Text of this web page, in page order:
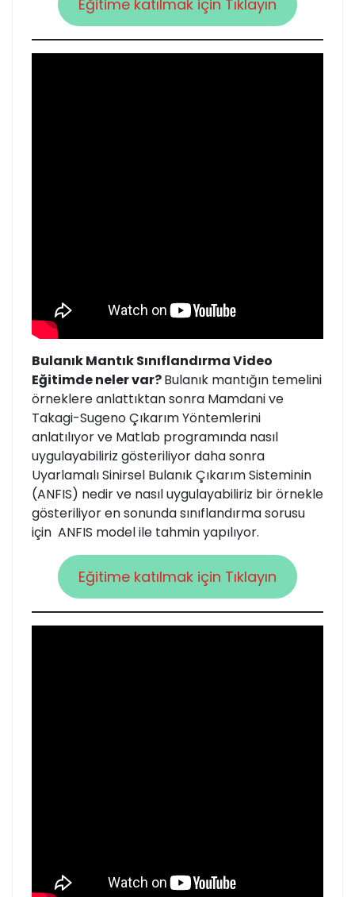
Eğitime katılmak için Tıklayın
Bulanık Mantık Sınıflandırma Video
Eğitimde neler var?Bulanık mantığın temelini
örneklere anlattıktan sonra Mamdani ve
Takagi-Sugeno Çıkarım Yöntemlerini
anlatılıyor ve Matlab programında nasıl
uygulayabiliriz gösteriliyor daha sonra
Uyarlamalı Sinirsel Bulanık Çıkarım Sisteminin
(ANFIS) nedir ve nasıl uygulayabiliriz bir örnekle
gösteriliyor en sonunda sınıflandırma sorusu
için ANFIS model ile tahmin yapılıyor.
Eğitime katılmak için Tıklayın